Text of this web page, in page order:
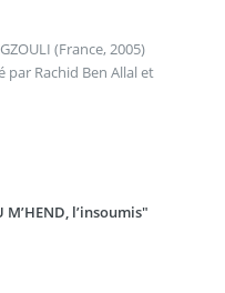
"TENJA" réalisé par Hassan LEGZOULI (France, 2005)
M’HEND, l’insoumis"